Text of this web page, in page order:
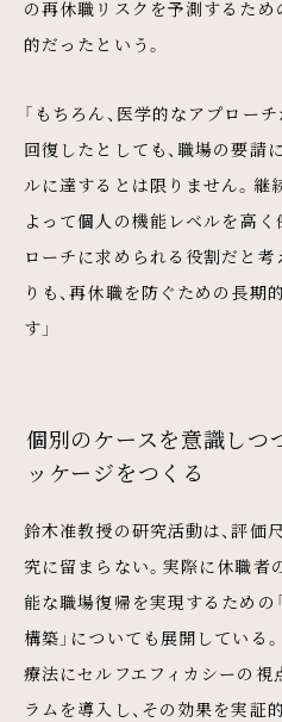
の再休職リスクを予測するた
的だったという。
「もちろん、医学的なアプロー
回復したとしても、職場の要請
ルに達するとは限りません。継
よって個人の機能レベルを高く
ローチに求められる役割だと考
りも、再休職を防ぐための長期
す」
個別のケースを意識しつ
ッケージをつくる
鈴木准教授の研究活動は、評価
究に留まらない。実際に休職者
能な職場復帰を実現するための
構築」についても展開している
療法にセルフエフィカシーの
ラムを導入し、その効果を実証